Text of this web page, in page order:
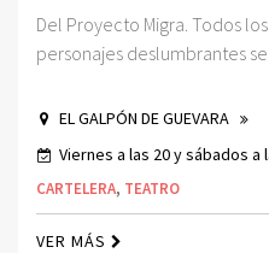
Del Proyecto Migra. Todos
personajes deslumbrantes se
EL GALPÓN DE GUEVARA
Viernes a las 20 y sábados a
CARTELERA, TEATRO
VER MÁS